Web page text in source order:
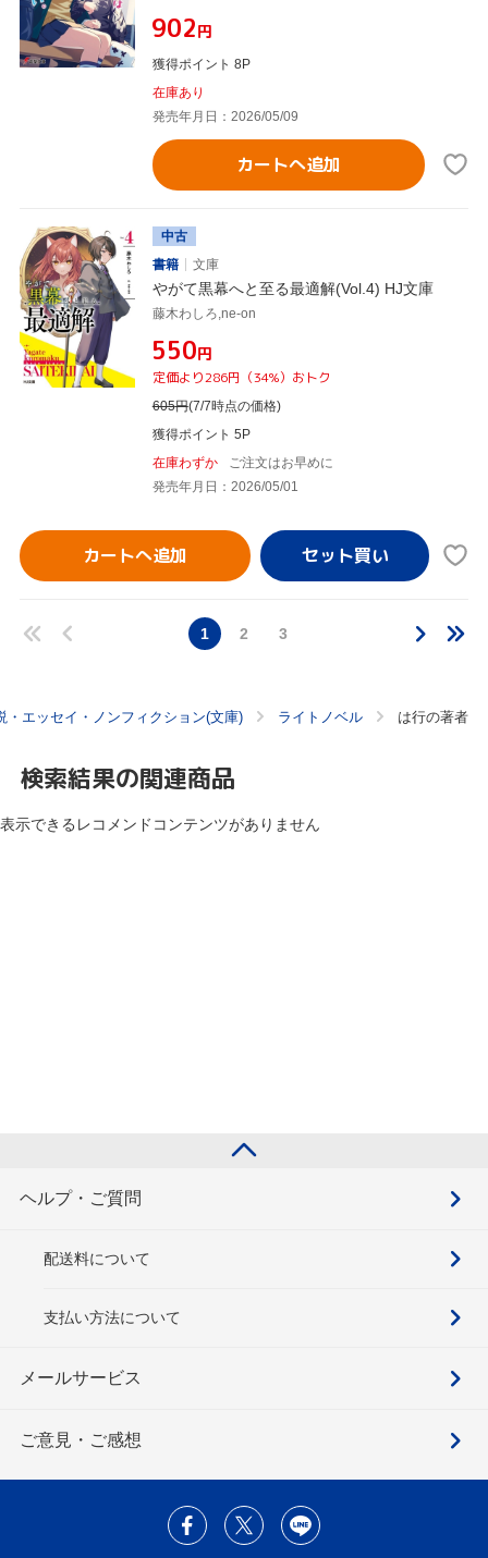
¥902円
獲得ポイント 8P
在庫あり
発売年月日：2026/05/09
カートへ追加
中古
書籍
文庫
やがて黒幕へと至る最適解(Vol.4) HJ文庫
藤木わしろ,ne-on
¥550円
定価より286円（34%）おトク
605円(7/7時点の価格)
獲得ポイント 5P
在庫わずか
ご注文はお早めに
発売年月日：2026/05/01
カートへ追加
1 2 3
・エッセイ・ノンフィクション(文庫) ライトノベル は行の著者
検索結果の関連商品
表示できるレコメンドコンテンツがありません
ヘルプ・ご質問
配送料について
支払い方法について
メールサービス
ご意見・ご感想